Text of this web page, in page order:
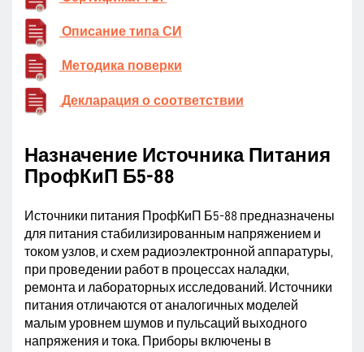
Описание типа СИ
Методика поверки
Декларация о соответствии
Назначение Источника Питания
ПрофКиП Б5-88
Источники питания ПрофКиП Б5-88 предназначены
для питания стабилизированным напряжением и
током узлов, и схем радиоэлектронной аппаратуры,
при проведении работ в процессах наладки,
ремонта и лабораторных исследований. Источники
питания отличаются от аналогичных моделей
малым уровнем шумов и пульсаций выходного
напряжения и тока. Приборы включены в